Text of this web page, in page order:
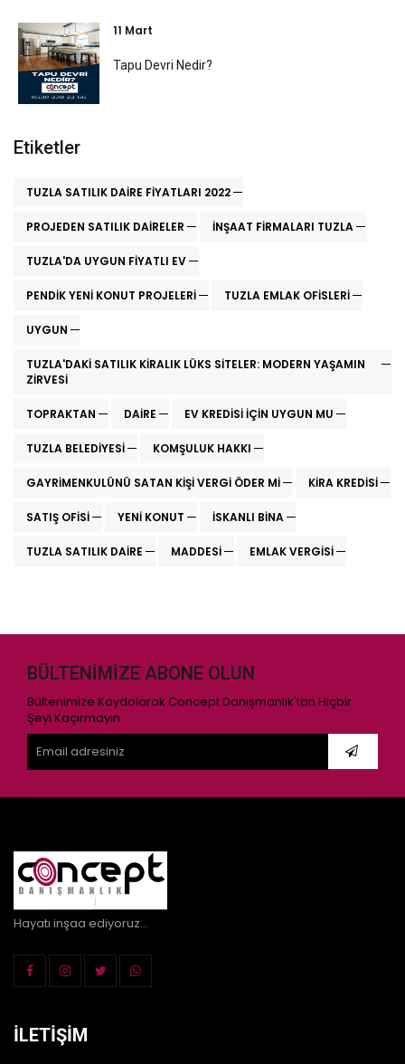
11 Mart
Tapu Devri Nedir?
Etiketler
TUZLA SATILIK DAIRE FIYATLARI 2022
PROJEDEN SATILIK DAIRELER INŞAAT FIRMALARI TUZLA
TUZLA'DA UYGUN FIYATLI EV
PENDIK YENI KONUT PROJELERI TUZLA EMLAK OFISLERI
UYGUN
TUZLA'DAKI SATILIK KIRALIK LÜKS SITELER: MODERN YAŞAMIN
ZIRVESI
TOPRAKTAN DAIRE EV KREDISI İÇIN UYGUN MU
TUZLA BELEDIYESI KOMŞULUK HAKKI
GAYRIMENKULÜNÜ SATAN KIŞI VERGI ÖDER MI KIRA KREDISI
SATIŞ OFISI YENI KONUT ISKANLI BINA
TUZLA SATILIK DAIRE MADDESI EMLAK VERGISI
BÜLTENIMIZE ABONE OLUN
Bültenimize Kaydolarak Concept Danışmanlık'tan Hiçbir
Şeyi Kaçırmayın.
Hayatı inşaa ediyoruz...
İLETIŞIM